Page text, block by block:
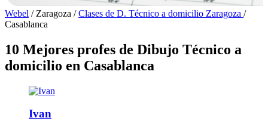
Webel / Zaragoza / Clases de D. Técnico a domicilio Zaragoza /
Casablanca
10 Mejores profes de Dibujo Técnico a
domicilio en Casablanca
Ivan